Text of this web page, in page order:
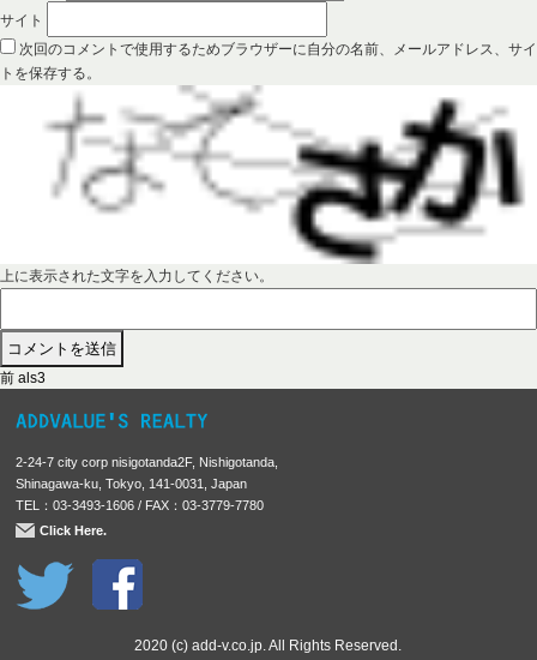
サイト
次回のコメントで使用するためブラウザーに自分の名前、メールアドレス、サイ
トを保存する。
上に表示された文字を入力してください。
投
稿
ビ
ゲ
ー
シ
ョ
前 前
投
:
als3
2-24-7 city corp nisigotanda2F, Nishigotanda,
Shinagawa-ku, Tokyo, 141-0031, Japan
TEL：03-3493-1606 / FAX：03-3779-7780
Click Here.
2020 (c) add-v.co.jp. All Rights Reserved.